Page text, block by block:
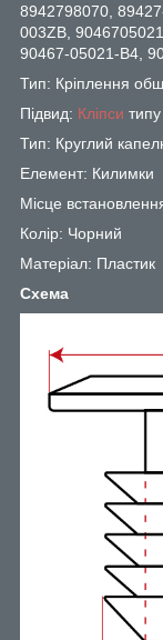
8942798070,
003ZB,
90467-05021-B4,
Тип: Кріплення
Підвид: Кліпси
Тип: Круглий
Елемент: Килимки
Місце
Колір: Чорний
Матеріал: Пластик
Схема